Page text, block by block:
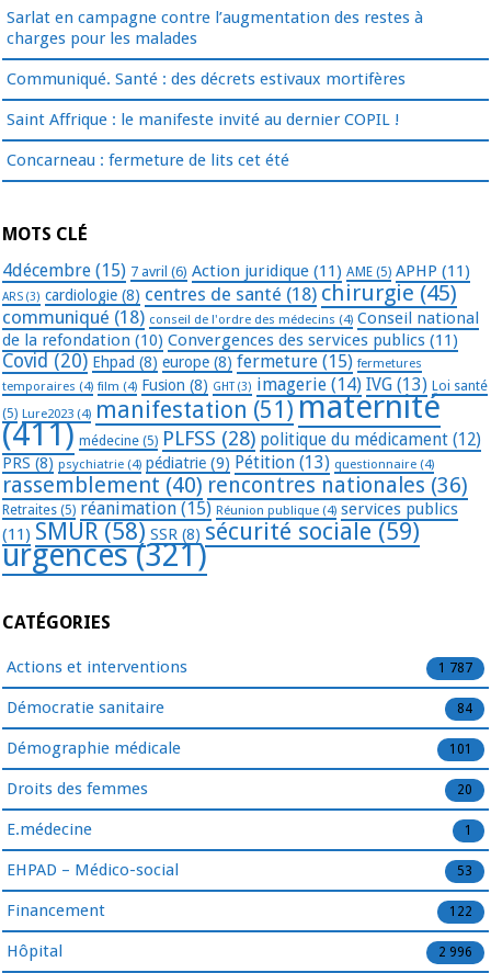
Sarlat en campagne contre l’augmentation des restes à
charges pour les malades
Communiqué. Santé : des décrets estivaux mortifères
Saint Affrique : le manifeste invité au dernier COPIL !
Concarneau : fermeture de lits cet été
MOTS CLÉ
4décembre (15) 7 avril (6) Action juridique (11) AME (5) APHP (11)
ARS (3) cardiologie (8) centres de santé (18) chirurgie (45)
communiqué (18) conseil de l'ordre des médecins (4) Conseil national
de la refondation (10) Convergences des services publics (11)
Covid (20) Ehpad (8) europe (8) fermeture (15) fermetures
temporaires (4) film (4) Fusion (8) GHT(3) imagerie (14) IVG (13) Loi santé
(5) Lure2023 (4) manifestation (51) maternité
(411) médecine (5) PLFSS (28) politique du médicament (12)
PRS (8) psychiatrie (4) pédiatrie (9) Pétition (13) questionnaire (4)
rassemblement (40) rencontres nationales (36)
Retraites (5) réanimation (15) Réunion publique (4) services publics
(11) SMUR (58) SSR (8) sécurité sociale (59)
urgences(321)
CATÉGORIES
Actions et interventions 1 787
Démocratie sanitaire 84
Démographie médicale 101
Droits des femmes 20
E.médecine 1
EHPAD – Médico-social 53
Financement 122
Hôpital 2 996